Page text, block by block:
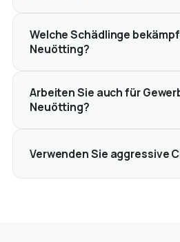
Welche Schädlinge
Neuötting?
Arbeiten Sie auch für
Neuötting?
Verwenden Sie aggressive